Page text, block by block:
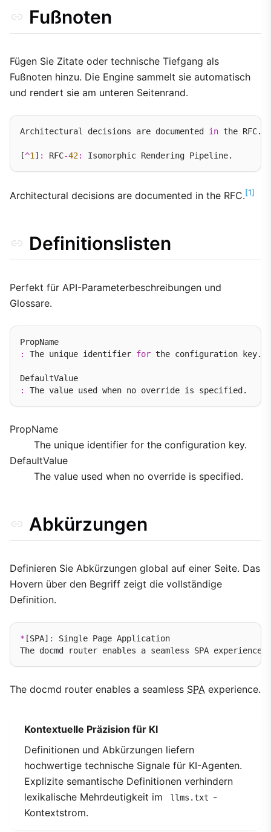
Fußnoten
Fügen Sie Zitate oder technische Tiefgang als
Fußnoten hinzu. Die Engine sammelt sie automatisch
und rendert sie am unteren Seitenrand.
Architectural decisions are documented in the RFC.[
[^1 ] : RFC-42:
Architectural decisions are documented in the RFC.[1]
Definitionslisten
Perfekt für API-Parameterbeschreibungen und
Glossare.
:
The unique identifier for the configuration key.
:
PropName
The unique identifier for the configuration key.
DefaultValue
The value used when no override is specified.
Abkürzungen
Definieren Sie Abkürzungen global auf einer Seite. Das
Hovern über den Begriff zeigt die vollständige
Definition.
* [SPA] :
Single Page Application
The docmd router enables a seamless SPA experience.
Kontextuelle Präzision für KI
Definitionen und Abkürzungen liefern
hochwertige technische Signale für KI-Agenten.
Explizite semantische Definitionen verhindern
lexikalische Mehrdeutigkeit im
llms.txt -
Kontextstrom.